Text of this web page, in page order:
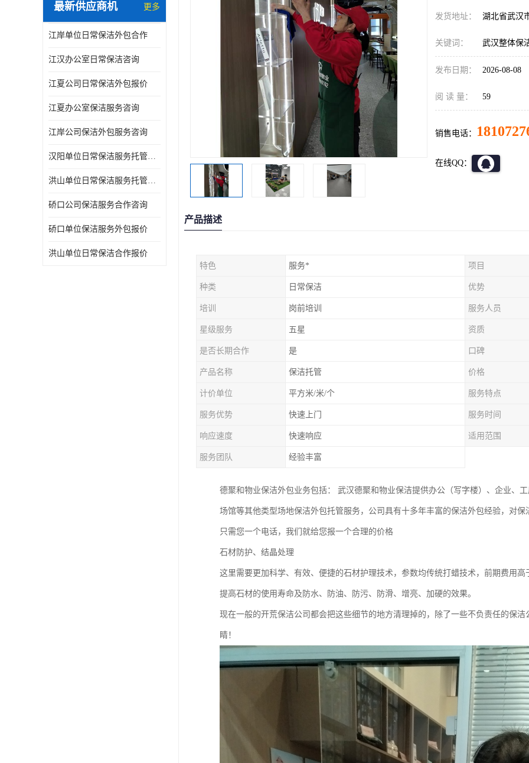
最新供应商机 更多
江岸单位日常保洁外包合作
江汉办公室日常保洁咨询
江夏公司日常保洁外包报价
江夏办公室保洁服务咨询
江岸公司保洁外包服务咨询
汉阳单位日常保洁服务托管咨询
洪山单位日常保洁服务托管咨询
硚口公司保洁服务合作咨询
硚口单位保洁服务外包报价
洪山单位日常保洁合作报价
发货地址： 湖北省武汉
关键词： 武汉整体保
发布日期： 2026-08-08
阅 读 量： 59
销售电话：
在线QQ：
产品描述
特色 服务* 项目
种类 日常保洁 优势
培训 岗前培训 服务人员
星级服务 五星 资质
是否长期合作 是 口碑
产品名称 保洁托管 价格
计价单位 平方米/米/个 服务特点
服务优势 快速上门 服务时间
响应速度 快速响应 适用范围
服务团队 经验丰富
德聚和物业保洁外包业务包括： 武汉德聚和物业保洁提供办公（写字楼）、企业、
场馆等其他类型场地保洁外包托管服务，公司具有十多年丰富的保洁外包经验，对
只需您一个电话，我们就给您报一个合理的价格
石材防护、结晶处理
这里需要更加科学、有效、便捷的石材护理技术，参数均传统打蜡技术，前期费用
提高石材的使用寿命及防水、防油、防污、防滑、增亮、加硬的效果。
现在一般的开荒保洁公司都会把这些细节的地方清理掉的，除了一些不负责任的保
睛！